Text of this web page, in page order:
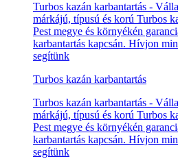
Turbos kazán karbantartás -
márkájú, típusú és korú Turbos
Pest megye és környékén
karbantartás kapcsán. Hívjon
segítünk
Turbos kazán karbantartás
Turbos kazán karbantartás -
márkájú, típusú és korú Turbos
Pest megye és környékén
karbantartás kapcsán. Hívjon
segítünk